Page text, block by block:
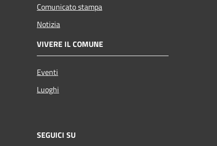
Comunicato stampa
Notizia
VIVERE IL COMUNE
Eventi
Luoghi
SEGUICI SU